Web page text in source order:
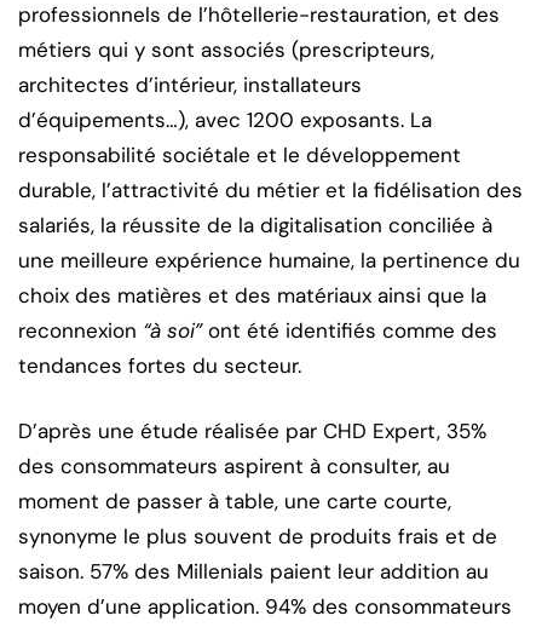
professionnels de l’hôtellerie-restauration, et des
métiers qui y sont associés (prescripteurs,
architectes d’intérieur, installateurs
d’équipements…), avec 1200 exposants. La
responsabilité sociétale et le développement
durable, l’attractivité du métier et la fidélisation des
salariés, la réussite de la digitalisation conciliée à
une meilleure expérience humaine, la pertinence du
choix des matières et des matériaux ainsi que la
reconnexion “à soi”ont été identifiés comme des
tendances fortes du secteur.
D’après une étude réalisée par CHD Expert, 35%
des consommateurs aspirent à consulter, au
moment de passer à table, une carte courte,
synonyme le plus souvent de produits frais et de
saison. 57% des Millenials paient leur addition au
moyen d’une application. 94% des consommateurs